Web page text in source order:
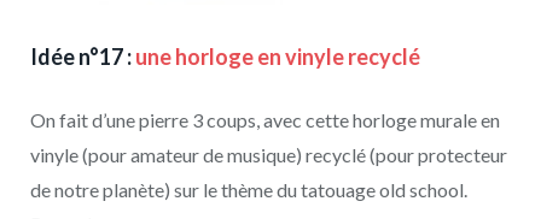
Idée n°17 :une horloge en vinyle recyclé
On fait d’une pierre 3 coups, avec cette horloge murale en
vinyle (pour amateur de musique) recyclé (pour protecteur
de notre planète) sur le thème du tatouage old school.